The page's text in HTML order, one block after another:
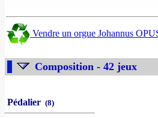
Vendre un orgue Johannus
Composition - 42 jeux
Pédalier (8)